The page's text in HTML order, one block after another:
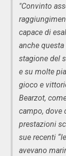
"Convinto
capace di
anche
stagione del
e su molte
gioco e
Bearzot,
campo, dove
prestazioni
sue recenti
avevano